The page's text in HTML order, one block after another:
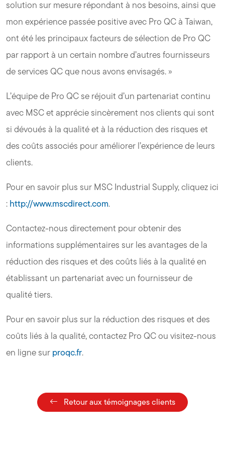
solution sur mesure répondant à nos besoins, ainsi que
mon expérience passée positive avec Pro QC à Taiwan,
ont été les principaux facteurs de sélection de Pro QC
par rapport à un certain nombre d’autres fournisseurs
de services QC que nous avons envisagés. »
L’équipe de Pro QC se réjouit d’un partenariat continu
avec MSC et apprécie sincèrement nos clients qui sont
si dévoués à la qualité et à la réduction des risques et
des coûts associés pour améliorer l’expérience de leurs
clients.
Pour en savoir plus sur MSC Industrial Supply, cliquez ici
: http://www.mscdirect.com.
Contactez-nous directement pour obtenir des
informations supplémentaires sur les avantages de la
réduction des risques et des coûts liés à la qualité en
établissant un partenariat avec un fournisseur de
qualité tiers.
Pour en savoir plus sur la réduction des risques et des
coûts liés à la qualité, contactez Pro QC ou visitez-nous
en ligne sur proqc.fr.
Retour aux témoignages clients